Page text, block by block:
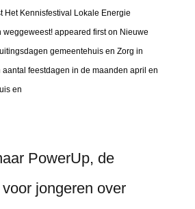
Het Kennisfestival Lokale Energie
weggeweest! appeared first on Nieuwe
gemeentehuis en Zorg in
aantal feestdagen in de maanden april en
en
PowerUp, de
jongeren over